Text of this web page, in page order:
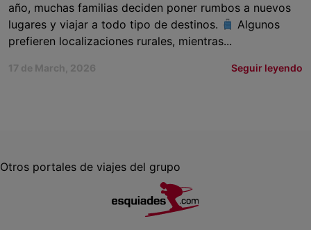
año, muchas familias deciden poner rumbos a nuevos
lugares y viajar a todo tipo de destinos.
Algunos
prefieren localizaciones rurales, mientras...
17 de March, 2026 Seguir leyendo
Otros portales de viajes del grupo